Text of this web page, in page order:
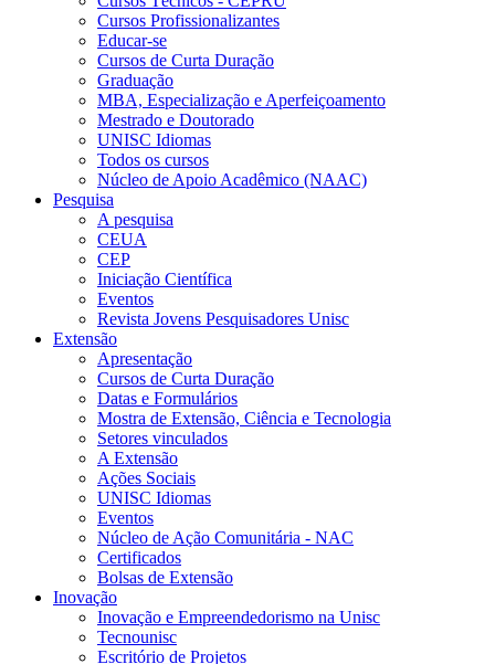
Cursos Profissionalizantes
Educar-se
Cursos de Curta Duração
Graduação
MBA, Especialização e Aperfeiçoamento
Mestrado e Doutorado
UNISC Idiomas
Todos os cursos
Núcleo de Apoio Acadêmico (NAAC)
Pesquisa
A pesquisa
CEUA
CEP
Iniciação Científica
Eventos
Revista Jovens Pesquisadores Unisc
Extensão
Apresentação
Cursos de Curta Duração
Datas e Formulários
Mostra de Extensão, Ciência e Tecnologia
Setores vinculados
A Extensão
Ações Sociais
UNISC Idiomas
Eventos
Núcleo de Ação Comunitária - NAC
Certificados
Bolsas de Extensão
Inovação
Inovação e Empreendedorismo na Unisc
Tecnounisc
Escritório de Projetos